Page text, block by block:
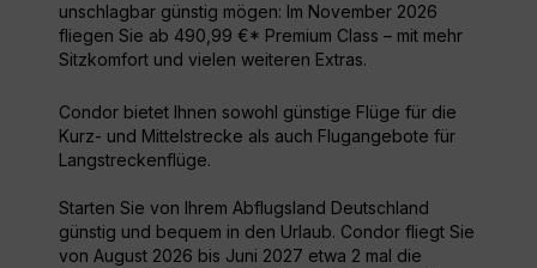
unschlagbar günstig mögen: Im November 2026
fliegen Sie ab 490,99 €* Premium Class – mit mehr
Sitzkomfort und vielen weiteren Extras.
Condor bietet Ihnen sowohl günstige Flüge für die
Kurz- und Mittelstrecke als auch Flugangebote für
Langstreckenflüge.
Starten Sie von Ihrem Abflugsland Deutschland
günstig und bequem in den Urlaub. Condor fliegt Sie
von August 2026 bis Juni 2027 etwa 2 mal die